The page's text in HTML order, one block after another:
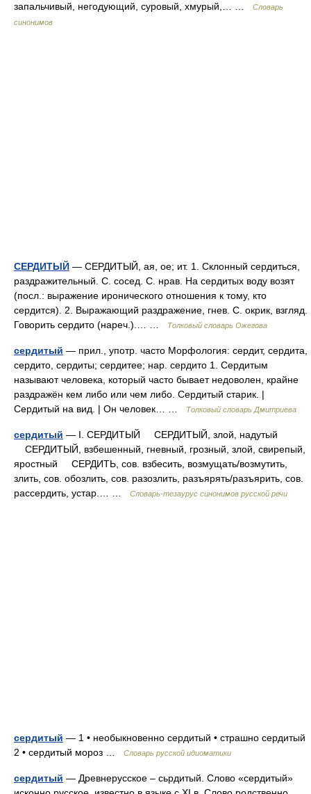
запальчивый, негодующий, суровый, хмурый,… …
Словарь
синонимов
СЕРДИТЫЙ — СЕРДИТЫЙ, ая, ое; ит. 1. Склонный сердиться,
раздражительный. С. сосед. С. нрав. На сердитых воду возят
(посл.: выражение иронического отношения к тому, кто
сердится). 2. Выражающий раздражение, гнев. С. окрик, взгляд.
Говорить сердито (нареч.).… …
Толковый словарь Ожегова
сердитый — прил., употр. часто Морфология: сердит, сердита,
сердито, сердиты; сердитее; нар. сердито 1. Сердитым
называют человека, который часто бывает недоволен, крайне
раздражён кем либо или чем либо. Сердитый старик. |
Сердитый на вид. | Он человек… …
Толковый словарь Дмитриева
сердитый — I. СЕРДИТЫЙ СЕРДИТЫЙ, злой, надутый
СЕРДИТЫЙ, взбешенный, гневный, грозный, злой, свирепый,
яростный СЕРДИТЬ, сов. взбесить, возмущать/возмутить,
злить, сов. обозлить, сов. разозлить, разъярять/разъярить, сов.
рассердить, устар.… …
Словарь-тезаурус синонимов русской речи
сердитый — 1 • необыкновенно сердитый • страшно сердитый
2 • сердитый мороз …
Словарь русской идиоматики
сердитый — Древнерусское – сьрдитый. Слово «сердитый»